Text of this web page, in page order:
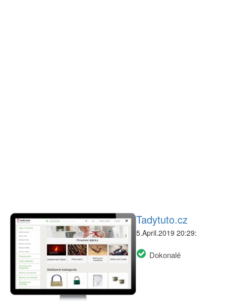
Tadytuto.cz
5.April.2019 20:29:
Dokonalé